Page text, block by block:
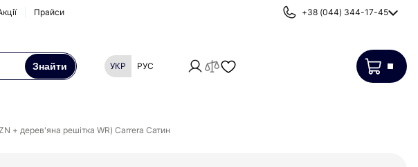
Прайси +38 (044) 344-17-45
Знайти УКР РУС
+ дерев'яна решітка WR) Carrera Сатин